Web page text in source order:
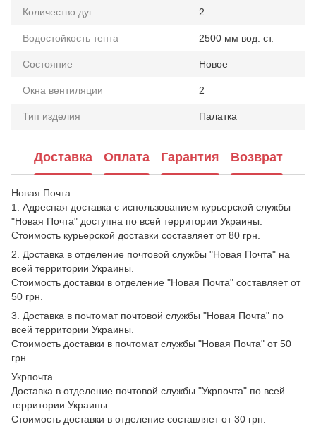
Количество дуг 2
Водостойкость тента 2500 мм вод. ст.
Состояние Новое
Окна вентиляции 2
Тип изделия Палатка
Доставка Оплата Гарантия Возврат
Новая Почта
1. Адресная доставка с использованием курьерской службы
"Новая Почта" доступна по всей территории Украины.
Стоимость курьерской доставки составляет от 80 грн.
2. Доставка в отделение почтовой службы "Новая Почта" на
всей территории Украины.
Стоимость доставки в отделение "Новая Почта" составляет от
50 грн.
3. Доставка в почтомат почтовой службы "Новая Почта" по
всей территории Украины.
Стоимость доставки в почтомат службы "Новая Почта" от 50
грн.
Укрпочта
Доставка в отделение почтовой службы "Укрпочта" по всей
территории Украины.
Стоимость доставки в отделение составляет от 30 грн.